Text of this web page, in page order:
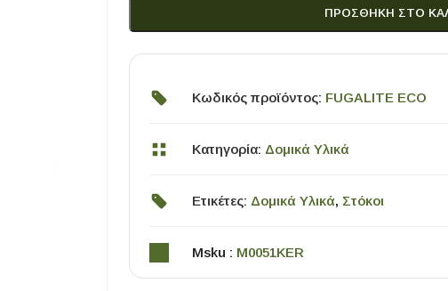
ΠΡΟΣΘΉΚΗ ΣΤΟ
Κωδικός προϊόντος: FUGALITE ECO
Κατηγορία: Δομικά Υλικά
Ετικέτες: Δομικά Υλικά, Στόκοι
Msku : M0051KER